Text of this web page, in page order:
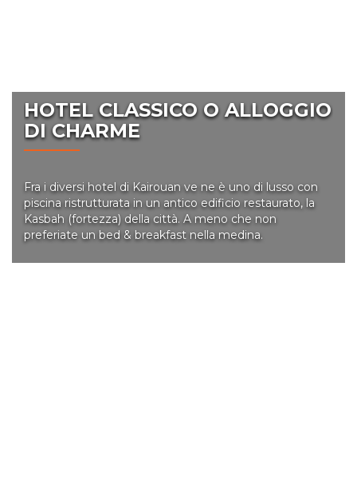
HOTEL CLASSICO O ALLOGGIO
DI CHARME
Fra i diversi hotel di Kairouan ve ne è uno di lusso con
piscina ristrutturata in un antico edificio restaurato, la
Kasbah (fortezza) della città. A meno che non
preferiate un bed & breakfast nella medina.